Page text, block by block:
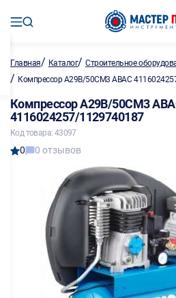
Главная/ Каталог/Строительное
/ Компрессор A29B/50CM3 ABAC
Компрессор A29B/50CM3
4116024257/1129740187
Код товара: 43097
0 0 отзывов